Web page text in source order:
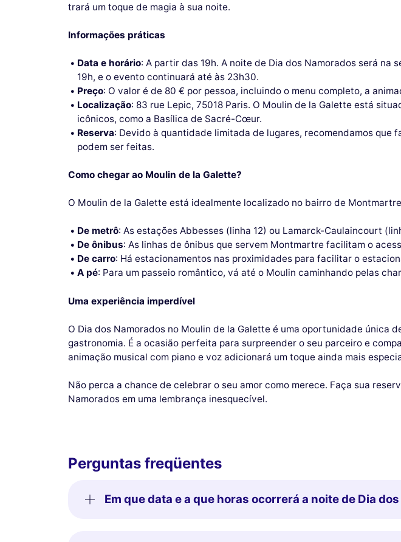
trará um toque de magia à sua noite.
Informações práticas
Data e horário: A partir das 19h. A noite de Dia dos Namorados será
19h, e o evento continuará até às 23h30.
Preço: O valor é de 80 € por pessoa, incluindo o menu completo, a
Localização: 83 rue Lepic, 75018 Paris. O Moulin de la Galette está
icônicos, como a Basílica de Sacré-Cœur.
Reserva: Devido à quantidade limitada de lugares, recomendamos
podem ser feitas.
Como chegar ao Moulin de la Galette?
O Moulin de la Galette está idealmente localizado no bairro de
De metrô: As estações Abbesses (linha 12) ou Lamarck-Caulaincourt
De ônibus: As linhas de ônibus que servem Montmartre facilitam o
De carro: Há estacionamentos nas proximidades para facilitar o
A pé: Para um passeio romântico, vá até o Moulin caminhando pelas
Uma experiência imperdível
O Dia dos Namorados no Moulin de la Galette é uma oportunidade única
gastronomia. É a ocasião perfeita para surpreender o seu parceiro e
animação musical com piano e voz adicionará um toque ainda mais
Não perca a chance de celebrar o seu amor como merece. Faça sua
Namorados em uma lembrança inesquecível.
Perguntas freqüentes
Em que data e a que horas ocorrerá a noite de Dia